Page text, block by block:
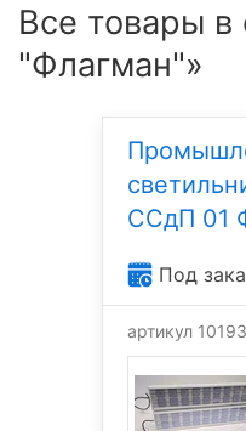
Все товары
"Флагман"»
ССдП 01
Под
артикул